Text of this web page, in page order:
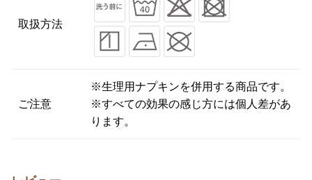
取扱方法
ご注意
※生理用ナプキンを併用する商品です。
※すべての効果の感じ方には個人差があ
ります。